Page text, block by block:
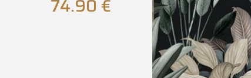
74.90 €